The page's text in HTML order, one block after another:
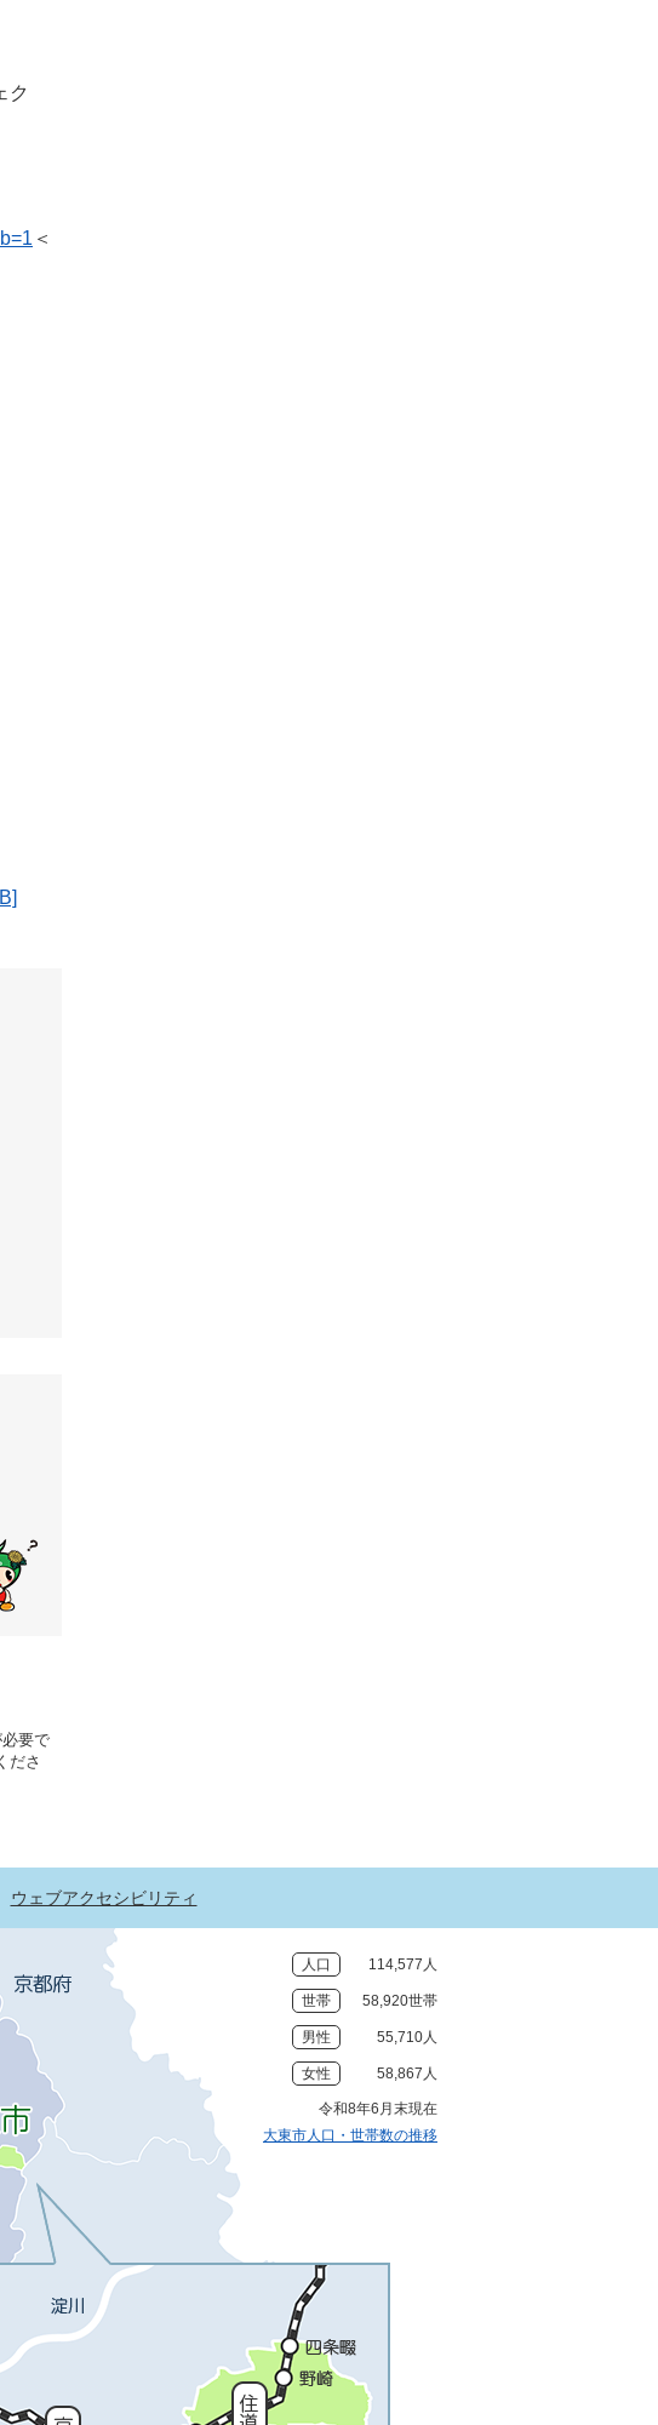
ク
＜
要で
ださ
ウェブアクセシビリティ
人口 114,577人
世帯 58,920世帯
男性 55,710人
女性 58,867人
令和8年6月末現在
大東市人口・世帯数の推移